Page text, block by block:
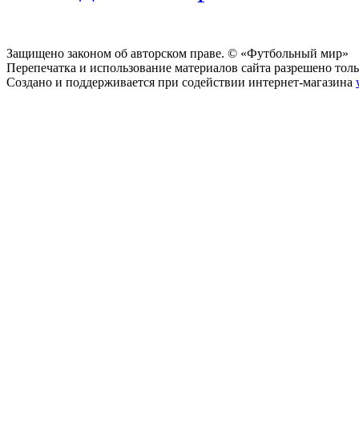
Защищено законом об авторском праве. © «Футбольный мир»
Перепечатка и использование материалов сайта разрешено
Создано и поддерживается при содействии интернет-магазина